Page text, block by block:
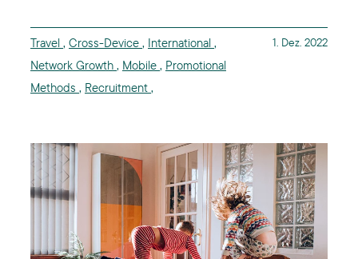
Travel , Cross-Device , International ,
Network Growth , Mobile , Promotional
Methods , Recruitment ,
1. Dez. 2022